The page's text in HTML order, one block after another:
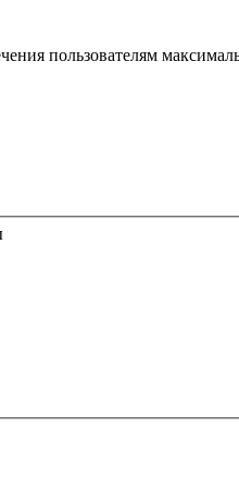
пользователям